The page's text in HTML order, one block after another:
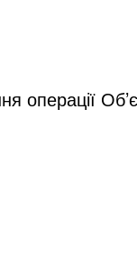
операції